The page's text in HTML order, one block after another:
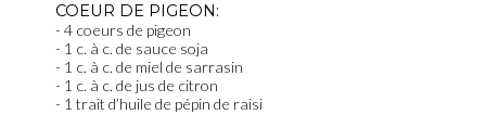
COEUR DE PIGEON:
4 coeurs de pigeon
1 c. à c. de sauce soja
1 c. à c. de miel de sarrasin
1 c. à c. de jus de citron
1 trait d’huile de pépin de raisi